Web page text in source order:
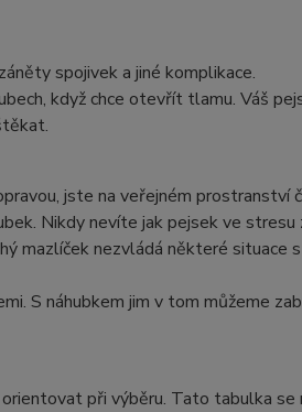
spojivek a jiné komplikace.
když chce otevřít tlamu. Váš
jste na veřejném prostranství
Nikdy nevíte jak pejsek ve stresu
mazlíček nezvládá některé situace
S náhubkem jim v tom můžeme
při výběru. Tato tabulka se